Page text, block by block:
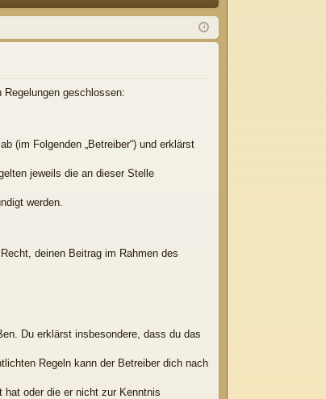
Q m
el
ist
rie
Regelungen geschlossen:
(im Folgenden „Betreiber“) und erklärst
jeweils die an dieser Stelle
werden.
deinen Beitrag im Rahmen des
Du erklärst insbesondere, dass du das
Regeln kann der Betreiber dich nach
oder die er nicht zur Kenntnis